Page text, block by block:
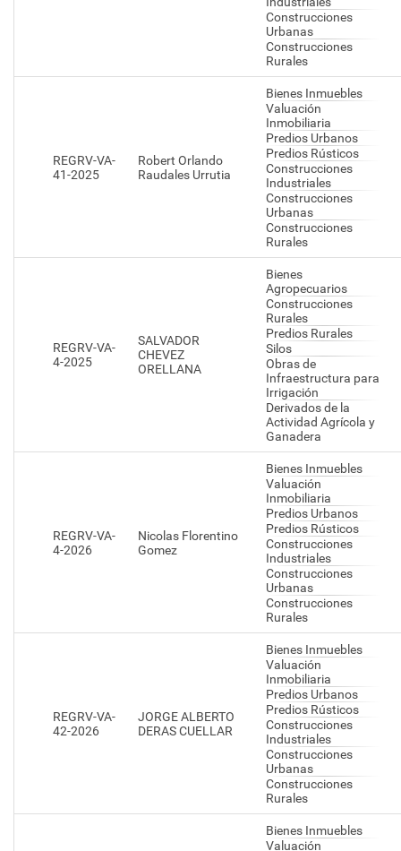
Construcciones
Urbanas
Construcciones
Rurales
REGRV-VA-
41-2025
Robert Orlando
Raudales Urrutia
Bienes Inmuebles
Valuación
Inmobiliaria
Predios Urbanos
Predios Rústicos
Construcciones
Industriales
Construcciones
Urbanas
Construcciones
Rurales
REGRV-VA-
4-2025
SALVADOR
CHEVEZ
ORELLANA
Bienes
Agropecuarios
Construcciones
Rurales
Predios Rurales
Silos
Obras de
Infraestructura para
Irrigación
Derivados de la
Actividad Agrícola y
Ganadera
REGRV-VA-
4-2026
Nicolas Florentino
Gomez
Bienes Inmuebles
Valuación
Inmobiliaria
Predios Urbanos
Predios Rústicos
Construcciones
Industriales
Construcciones
Urbanas
Construcciones
Rurales
REGRV-VA-
42-2026
JORGE ALBERTO
DERAS CUELLAR
Bienes Inmuebles
Valuación
Inmobiliaria
Predios Urbanos
Predios Rústicos
Construcciones
Industriales
Construcciones
Urbanas
Construcciones
Rurales
Bienes Inmuebles
Valuación